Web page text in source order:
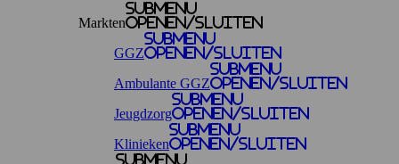
Markten
Submenu
openen/sluiten
GGZ
Submenu
openen/sluiten
Ambulante GGZ
Submenu
openen/sluiten
Jeugdzorg
Submenu
openen/sluiten
Klinieken
Submenu
openen/sluiten
Submenu